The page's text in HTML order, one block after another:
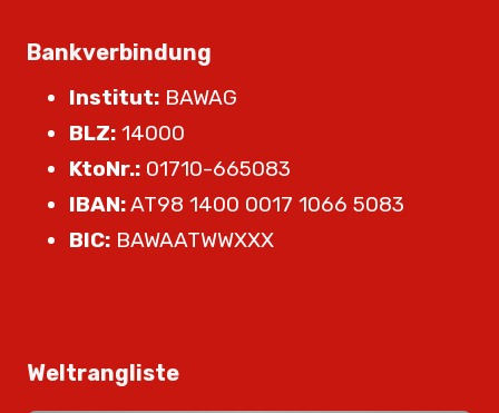
Bankverbindung
Institut: BAWAG
BLZ: 14000
KtoNr.: 01710-665083
IBAN:AT98 1400 0017 1066 5083
BIC: BAWAATWWXXX
Weltrangliste